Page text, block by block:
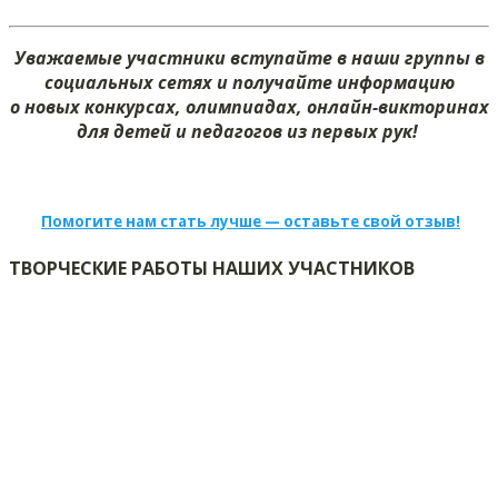
Уважаемые участники вступайте в наши группы в
социальных сетях и получайте информацию
о новых конкурсах, олимпиадах, онлайн-викторинах
для детей и педагогов из первых рук!
Помогите нам стать лучше — оставьте свой отзыв!
ТВОРЧЕСКИЕ РАБОТЫ НАШИХ УЧАСТНИКОВ